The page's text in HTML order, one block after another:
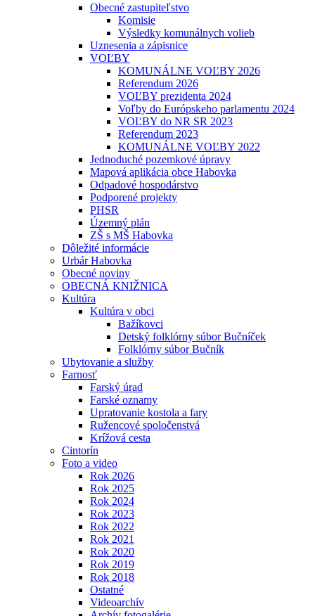
Obecné zastupiteľstvo
Komisie
Výsledky komunálnych volieb
Uznesenia a zápisnice
VOĽBY
KOMUNÁLNE VOĽBY 2026
Referendum 2026
VOĽBY prezidenta 2024
Voľby do Európskeho parlamentu 2024
VOĽBY do NR SR 2023
Referendum 2023
KOMUNÁLNE VOĽBY 2022
Jednoduché pozemkové úpravy
Mapová aplikácia obce Habovka
Odpadové hospodárstvo
Podporené projekty
PHSR
Územný plán
ZŠ s MŠ Habovka
Dôležité informácie
Urbár Habovka
Obecné noviny
OBECNÁ KNIŽNICA
Kultúra
Kultúra v obci
Bažíkovci
Detský folklórny súbor Bučníček
Folklórny súbor Bučník
Ubytovanie a služby
Farnosť
Farský úrad
Farské oznamy
Upratovanie kostola a fary
Ružencové spoločenstvá
Krížová cesta
Cintorín
Foto a video
Rok 2026
Rok 2025
Rok 2024
Rok 2023
Rok 2022
Rok 2021
Rok 2020
Rok 2019
Rok 2018
Ostatné
Videoarchív